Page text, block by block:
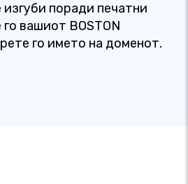
изгуби поради печатни
вашиот BOSTON
го името на доменот.